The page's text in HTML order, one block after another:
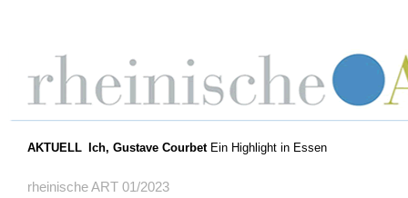
AKTUELL Ich, Gustave CourbetEin Highlight in Essen
rheinische ART 01/2023